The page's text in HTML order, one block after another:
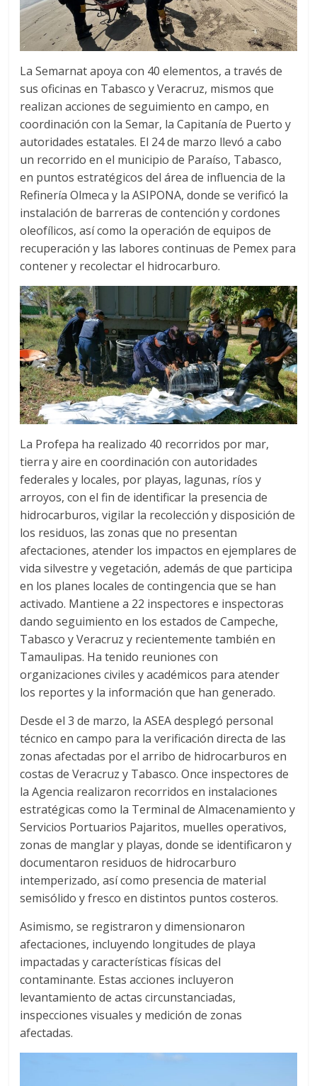
La Semarnat apoya con 40 elementos, a través de
sus oficinas en Tabasco y Veracruz, mismos que
realizan acciones de seguimiento en campo, en
coordinación con la Semar, la Capitanía de Puerto y
autoridades estatales. El 24 de marzo llevó a cabo
un recorrido en el municipio de Paraíso, Tabasco,
en puntos estratégicos del área de influencia de la
Refinería Olmeca y la ASIPONA, donde se verificó la
instalación de barreras de contención y cordones
oleofílicos, así como la operación de equipos de
recuperación y las labores continuas de Pemex para
contener y recolectar el hidrocarburo.
La Profepa ha realizado 40 recorridos por mar,
tierra y aire en coordinación con autoridades
federales y locales, por playas, lagunas, ríos y
arroyos, con el fin de identificar la presencia de
hidrocarburos, vigilar la recolección y disposición de
los residuos, las zonas que no presentan
afectaciones, atender los impactos en ejemplares de
vida silvestre y vegetación, además de que participa
en los planes locales de contingencia que se han
activado. Mantiene a 22 inspectores e inspectoras
dando seguimiento en los estados de Campeche,
Tabasco y Veracruz y recientemente también en
Tamaulipas. Ha tenido reuniones con
organizaciones civiles y académicos para atender
los reportes y la información que han generado.
Desde el 3 de marzo, la ASEA desplegó personal
técnico en campo para la verificación directa de las
zonas afectadas por el arribo de hidrocarburos en
costas de Veracruz y Tabasco. Once inspectores de
la Agencia realizaron recorridos en instalaciones
estratégicas como la Terminal de Almacenamiento y
Servicios Portuarios Pajaritos, muelles operativos,
zonas de manglar y playas, donde se identificaron y
documentaron residuos de hidrocarburo
intemperizado, así como presencia de material
semisólido y fresco en distintos puntos costeros.
Asimismo, se registraron y dimensionaron
afectaciones, incluyendo longitudes de playa
impactadas y características físicas del
contaminante. Estas acciones incluyeron
levantamiento de actas circunstanciadas,
inspecciones visuales y medición de zonas
afectadas.